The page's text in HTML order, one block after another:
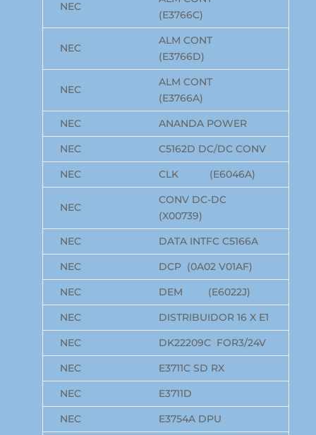
NEC
(E3766C)
NEC
ALM CONT
(E3766D)
NEC
ALM CONT
(E3766A)
NEC
ANANDA POWER
NEC
C5162D DC/DC CONV
NEC
CLK (E6046A)
NEC
CONV DC-DC
(X00739)
NEC
DATA INTFC C5166A
NEC
DCP (0A02 V01AF)
NEC
DEM (E6022J)
NEC
DISTRIBUIDOR 16 X E1
NEC
DK22209C FOR3/24V
NEC
E3711C SD RX
NEC
E3711D
NEC
E3754A DPU